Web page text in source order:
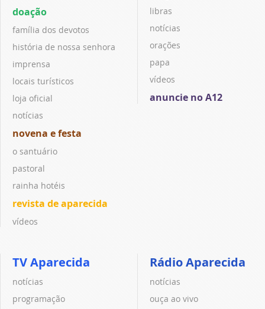
doação
família dos devotos
história de nossa senhora
imprensa
locais turísticos
loja oficial
notícias
novena e festa
o santuário
pastoral
rainha hotéis
revista de aparecida
vídeos
libras
notícias
orações
papa
vídeos
anuncie no A12
TV Aparecida
notícias
programação
Rádio Aparecida
notícias
ouça ao vivo